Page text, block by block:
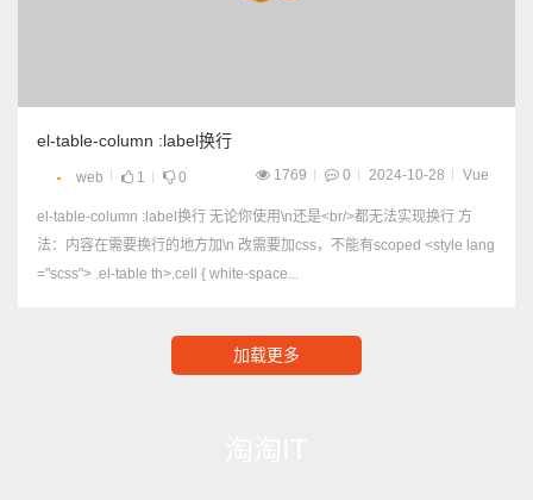
el-table-column :label换行
web 1 0 1769 0 2024-10-28 Vue
el-table-column :label换行 无论你使用\n还是<br/>都无法实现换行 方
法：内容在需要换行的地方加\n 改需要加css，不能有scoped <style lang
="scss"> .el-table th>.cell { white-space...
加载更多